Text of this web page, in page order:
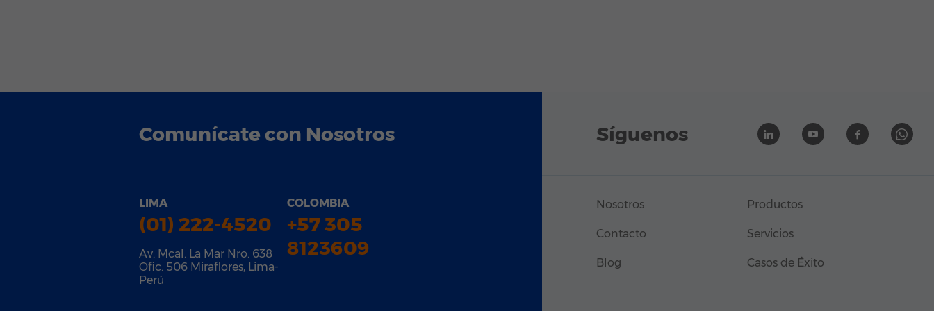
Comunícate con Nosotros
LIMA
(01) 222-4520
Av. Mcal. La Mar Nro. 638
Ofic. 506 Miraflores, Lima-
Perú
COLOMBIA
+57 305
8123609
Síguenos
Nosotros Productos
Contacto Servicios
Blog Casos de Éxito